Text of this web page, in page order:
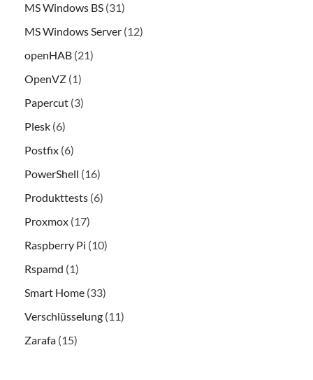
MS Windows BS (31)
MS Windows Server (12)
openHAB (21)
OpenVZ (1)
Papercut (3)
Plesk (6)
Postfix (6)
PowerShell (16)
Produkttests (6)
Proxmox (17)
Raspberry Pi (10)
Rspamd (1)
Smart Home (33)
Verschlüsselung (11)
Zarafa (15)